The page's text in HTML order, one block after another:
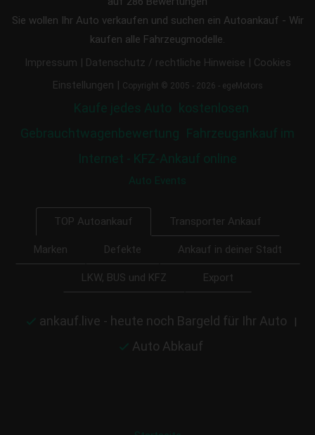
Sie wollen Ihr Auto verkaufen und suchen ein Autoankauf - Wir
kaufen alle Fahrzeugmodelle.
Impressum | Datenschutz / rechtliche Hinweise | Cookies
Einstellungen | Copyright © 2005 - 2026 - egeMotors
Kaufe jedes Auto kostenlosen
Gebrauchtwagenbewertung Fahrzeugankauf im
Internet - KFZ-Ankauf online
Auto Events
TOP Autoankauf Transporter Ankauf
Marken Defekte Ankauf in deiner Stadt
LKW, BUS und KFZ Export
ankauf.live - heute noch Bargeld für Ihr Auto |
Auto Abkauf